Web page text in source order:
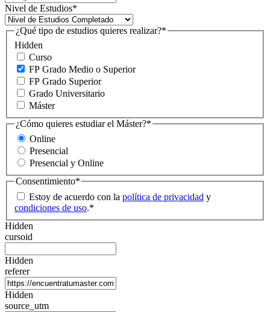
Nivel de Estudios*
Hidden
¿Qué tipo de estudios quieres realizar?*
Curso
FP Grado Medio o Superior
FP Grado Superior
Grado Universitario
Máster
¿Cómo quieres estudiar el Máster?*
Online
Presencial
Presencial y Online
Consentimiento*
Estoy de acuerdo con la política de privacidad y
condiciones de uso.*
Hidden
cursoid
Hidden
referer
Hidden
source_utm